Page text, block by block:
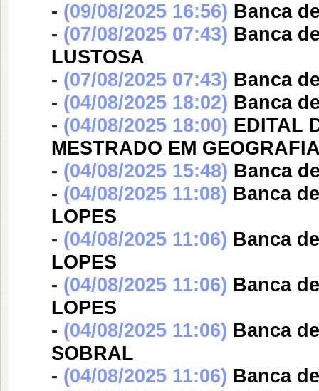
- (09/08/2025 16:56) Banca
- (07/08/2025 07:43) Banca
LUSTOSA
- (07/08/2025 07:43) Banca
- (04/08/2025 18:02) Banca
- (04/08/2025 18:00) EDITAL
MESTRADO EM
- (04/08/2025 15:48) Banca
- (04/08/2025 11:08) Banca
LOPES
- (04/08/2025 11:06) Banca
LOPES
- (04/08/2025 11:06) Banca
LOPES
- (04/08/2025 11:06) Banca
SOBRAL
- (04/08/2025 11:06) Banca